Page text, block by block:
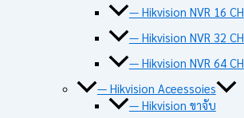
— Hikvision NVR 16 CH
— Hikvision NVR 32 CH
— Hikvision NVR 64 CH
— Hikvision Aceessoies
— Hikvision ขาจับ